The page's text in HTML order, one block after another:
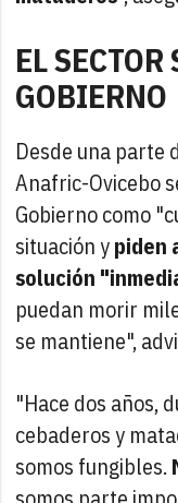
EL
GOBIERNO
Desde una parte
Anafric-Ovicebo
Gobierno como
situación ypiden
solución
puedan morir
se mantiene",
"Hace dos años,
cebaderos y
somos fungibles.